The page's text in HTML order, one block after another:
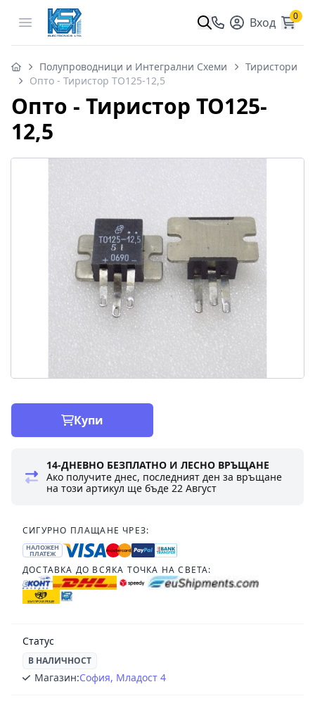
Open menu Вход 0
Полупроводници и Интегрални Схеми
Тиристори
Опто - Тиристор ТО125-12,5
Опто - Тиристор ТО125-
12,5
Купи
14-ДНЕВНО БЕЗПЛАТНО И ЛЕСНО ВРЪЩАНЕ
Ако получите днес, последният ден за връщане
на този артикул ще бъде22 Август
СИГУРНО ПЛАЩАНЕ ЧРЕЗ:
НАЛОЖЕН
ПЛАТЕЖ
ДОСТАВКА ДО ВСЯКА ТОЧКА НА СВЕТА:
Статус
В НАЛИЧНОСТ
Магазин:София, Младост 4